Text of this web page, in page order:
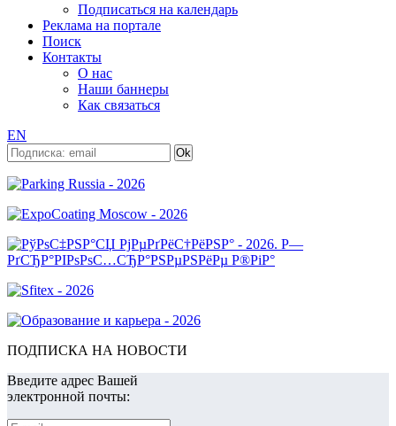
Подписаться на календарь
Реклама на портале
Поиск
Контакты
О нас
Наши баннеры
Как связаться
EN
ПОДПИСКА НА НОВОСТИ
Введите адрес Вашей
электронной почты: